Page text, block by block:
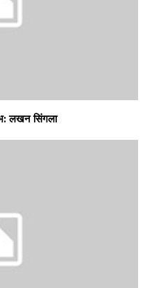
लखन सिंगला